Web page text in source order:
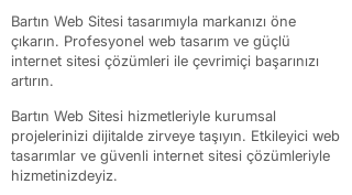
Bartın Web Sitesi tasarımıyla markanızı öne
çıkarın. Profesyonel web tasarım ve güçlü
internet sitesi çözümleri ile çevrimiçi başarınızı
artırın.
Bartın Web Sitesi hizmetleriyle kurumsal
projelerinizi dijitalde zirveye taşıyın. Etkileyici web
tasarımlar ve güvenli internet sitesi çözümleriyle
hizmetinizdeyiz.